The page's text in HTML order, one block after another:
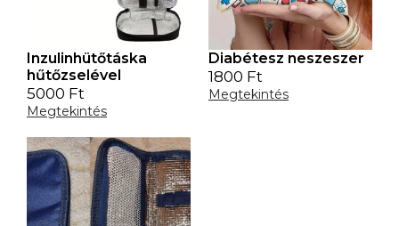
Inzulinhütőtáska
hűtőzselével
5000 Ft
Megtekintés
Diabétesz neszeszer
1800 Ft
Megtekintés